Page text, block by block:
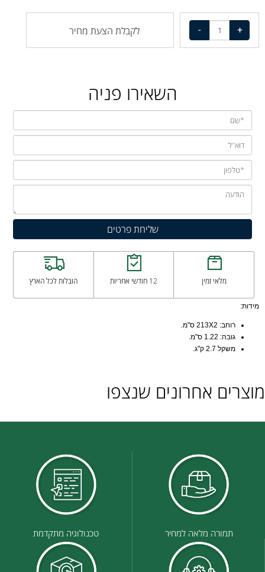
לקבלת הצעת מחיר
השאירו פניה
מלאי זמין 12 חודשי אחריות הובלות לכל הארץ
מידות:
רוחב: 213X2 ס"מ.
גובה: 1.22 ס"מ.
משקל 2.7 ק"ג.
מוצרים אחרונים שנצפו
תמורה מלאה למחיר טכנולוגיה מתקדמת